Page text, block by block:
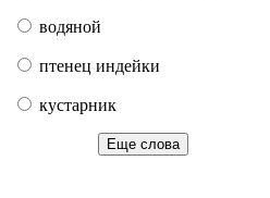
водяной
птенец индейки
кустарник
Еще слова